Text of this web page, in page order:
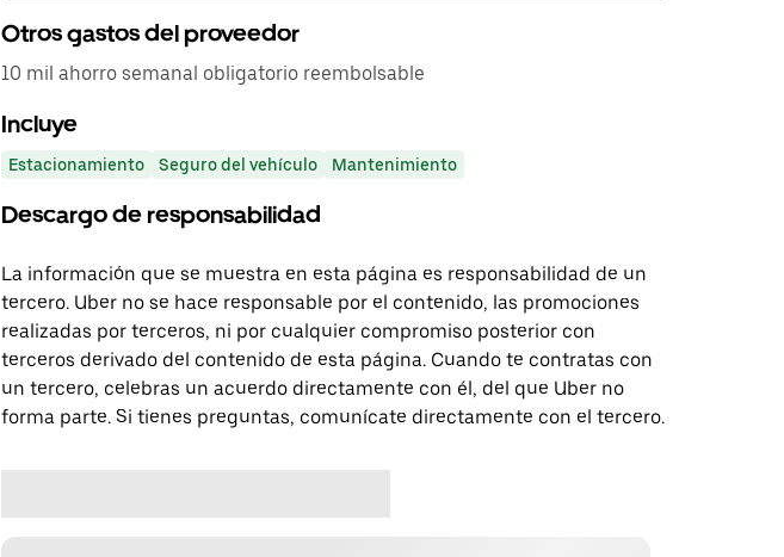
Otros gastos del proveedor
10 mil ahorro semanal obligatorio reembolsable
Incluye
Estacionamiento Seguro del vehículo Mantenimiento
Descargo de responsabilidad
La información que se muestra en esta página es responsabilidad de un
tercero. Uber no se hace responsable por el contenido, las promociones
realizadas por terceros, ni por cualquier compromiso posterior con
terceros derivado del contenido de esta página. Cuando te contratas con
un tercero, celebras un acuerdo directamente con él, del que Uber no
forma parte. Si tienes preguntas, comunícate directamente con el tercero.